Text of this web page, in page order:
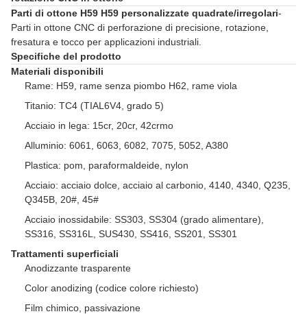
Parti di ottone H59 H59 personalizzate quadrate/irregolari-
Parti in ottone CNC di perforazione di precisione, rotazione,
fresatura e tocco per applicazioni industriali.
Specifiche del prodotto
Materiali disponibili
Rame: H59, rame senza piombo H62, rame viola
Titanio: TC4 (TIAL6V4, grado 5)
Acciaio in lega: 15cr, 20cr, 42crmo
Alluminio: 6061, 6063, 6082, 7075, 5052, A380
Plastica: pom, paraformaldeide, nylon
Acciaio: acciaio dolce, acciaio al carbonio, 4140, 4340, Q235,
Q345B, 20#, 45#
Acciaio inossidabile: SS303, SS304 (grado alimentare),
SS316, SS316L, SUS430, SS416, SS201, SS301
Trattamenti superficiali
Anodizzante trasparente
Color anodizing (codice colore richiesto)
Film chimico, passivazione